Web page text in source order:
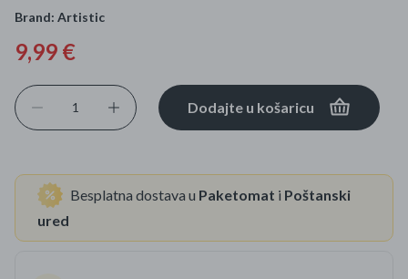
Brand: Artistic
9,99 €
Dodajte u košaricu
Besplatna dostava u Paketomat i Poštanski
ured